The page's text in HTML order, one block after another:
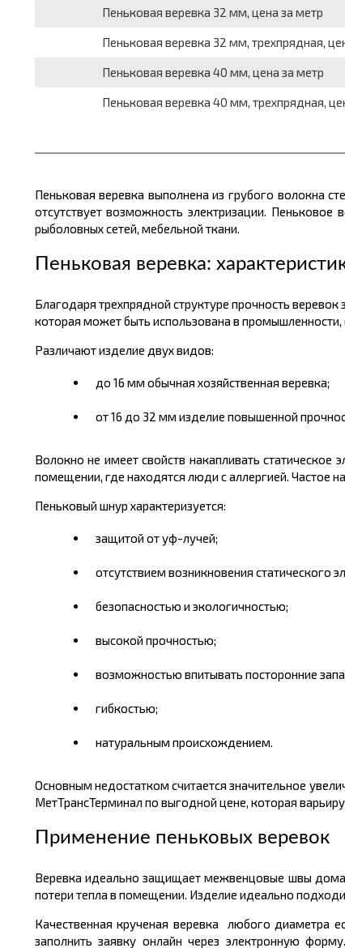
Пеньковая веревка 32 мм, цена за метр
Пеньковая веревка 32 мм, трехпрядная,
Пеньковая веревка 40 мм, цена за метр
Пеньковая веревка 40 мм, трехпрядная,
Пеньковая веревка выполнена из грубого волокна
отсутствует возможность электризации.
рыболовных сетей, мебельной ткани.
Пеньковая веревка:
Благодаря трехпрядной структуре прочность
которая может быть использована в
Различают изделие двух видов:
до 16 мм обычная хозяйственная веревка;
от 16 до 32 мм изделие повышенной
Волокно не имеет свойств накапливать
помещении, где находятся люди с аллергией. Частое
Пеньковый шнур характеризуется:
защитой от уф-лучей;
отсутствием возникновения статического
безопасностью и экологичностью;
высокой прочностью;
возможностью впитывать посторонние
гибкостью;
натуральным происхождением.
Основным недостатком считается значительное
МетТрансТерминал по выгодной цене, которая
Применение пеньковых веревок
Веревка идеально защищает межвенцовые швы дома
потери тепла в помещении. Изделие идеально
Качественная крученая веревка любого диаметра
заполнить заявку онлайн через электронную